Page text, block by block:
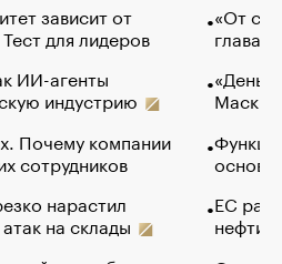
зависит от
для лидеров
ИИ-агенты
индустрию
Почему компании
сотрудников
нарастил
на склады
«От
глава
Маск в
основ
ЕС
нефти